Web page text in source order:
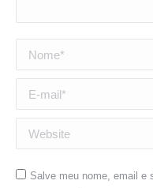
Nome *
E-mail *
Website
Salve meu nome, email e